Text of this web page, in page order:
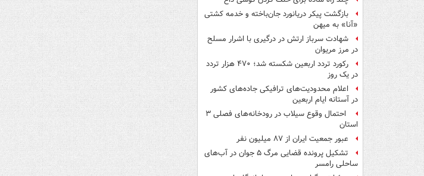
بازگشت پیکر دریانورد جان‌باخته و خدمه کشتی
«آنا» به میهن
شهادت سرباز ارتش در درگیری با اشرار مسلح
در مرز مریوان
رکورد تردد اربعین شکسته شد؛ ۴۷۰ هزار تردد
در یک روز
اعلام محدودیت‌های ترافیکی جاده‌های کشور
در آستانه ایام اربعین
احتمال وقوع سیلاب در رودخانه‌های فصلی ۳
استان
عبور جمعیت ایران از ۸۷ میلیون نفر
تشکیل پرونده قضایی مرگ ۵ جوان در آب‌های
ساحلی رامسر